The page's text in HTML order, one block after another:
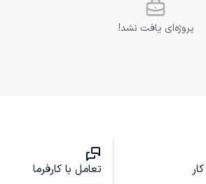
پروژه‌ای یافت نشد!
تعامل با کارفرما